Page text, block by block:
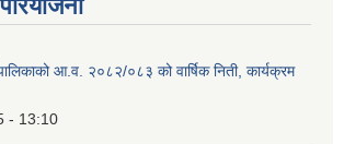
आ.व. २०८२/०८३ को वार्षिक निती, कार्यक्रम
- 13:10